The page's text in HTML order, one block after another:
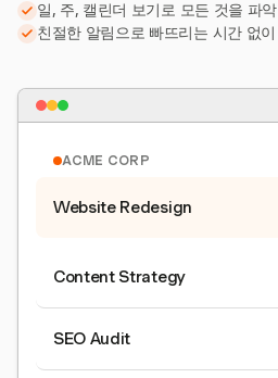
일, 주, 캘린더 보기로 모든 것을 파악
친절한 알림으로 빠뜨리는 시간 없이
ACME CORP
Website Redesign
Content Strategy
SEO Audit